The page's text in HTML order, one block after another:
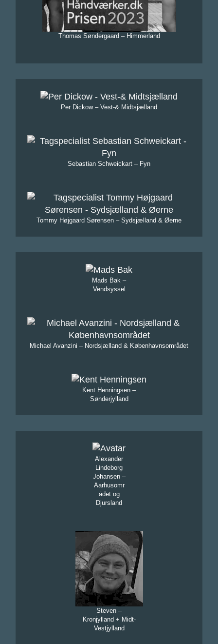
Thomas Søndergaard – Himmerland
Per Dickow – Vest-& Midtsjælland
Sebastian Schweickart – Fyn
Tommy Højgaard Sørensen – Sydsjælland & Øerne
Mads Bak –
Vendsyssel
Michael Avanzini – Nordsjælland & Københavnsområdet
Kent Henningsen –
Sønderjylland
Alexander
Lindeborg
Johansen –
Aarhusomr
ådet og
Djursland
Steven –
Kronjylland + Midt-
Vestjylland